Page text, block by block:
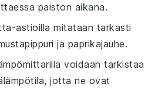
paiston aikana.
astioilla mitataan tarkasti
ja paprikajauhe.
voidaan tarkistaa
jotta ne ovat